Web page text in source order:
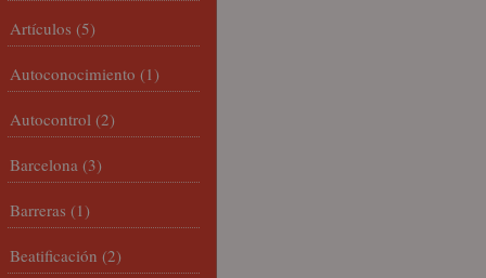
Artículos (5)
Autoconocimiento (1)
Autocontrol (2)
Barcelona (3)
Barreras (1)
Beatificación (2)